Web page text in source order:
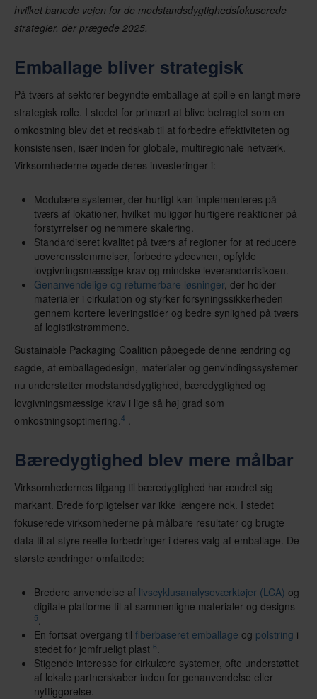
hvilket banede vejen for de modstandsdygtighedsfokuserede
strategier, der prægede 2025.
Emballage bliver strategisk
På tværs af sektorer begyndte emballage at spille en langt mere
strategisk rolle. I stedet for primært at blive betragtet som en
omkostning blev det et redskab til at forbedre effektiviteten og
konsistensen, især inden for globale, multiregionale netværk.
Virksomhederne øgede deres investeringer i:
Modulære systemer, der hurtigt kan implementeres på
tværs af lokationer, hvilket muliggør hurtigere reaktioner på
forstyrrelser og nemmere skalering.
Standardiseret kvalitet på tværs af regioner for at reducere
uoverensstemmelser, forbedre ydeevnen, opfylde
lovgivningsmæssige krav og mindske leverandørrisikoen.
Genanvendelige og returnerbare løsninger, der holder
materialer i cirkulation og styrker forsyningssikkerheden
gennem kortere leveringstider og bedre synlighed på tværs
af logistikstrømmene.
Sustainable Packaging Coalition påpegede denne ændring og
sagde, at emballagedesign, materialer og genvindingssystemer
nu understøtter modstandsdygtighed, bæredygtighed og
lovgivningsmæssige krav i lige så høj grad som
omkostningsoptimering. 4
Bæredygtighed blev mere målbar
Virksomhedernes tilgang til bæredygtighed har ændret sig
markant. Brede forpligtelser var ikke længere nok. I stedet
fokuserede virksomhederne på målbare resultater og brugte
data til at styre reelle forbedringer i deres valg af emballage. De
største ændringer omfattede:
Bredere anvendelse af livscyklusanalyseværktøjer (LCA) og
digitale platforme til at sammenligne materialer og designs
5
En fortsat overgang til fiberbaseret emballage og polstring i
stedet for jomfrueligt plast 6
Stigende interesse for cirkulære systemer, ofte understøttet
af lokale partnerskaber inden for genanvendelse eller
nyttiggørelse.